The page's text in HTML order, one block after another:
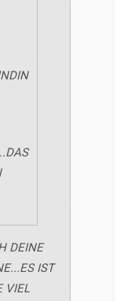
DEINE
IST
VIEL